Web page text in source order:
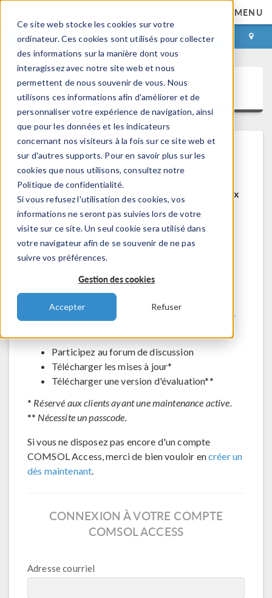
Ce site web stocke les cookies sur votre
ordinateur. Ces cookies sont utilisés pour collecter
des informations sur la manière dont vous
interagissez avec notre site web et nous
permettent de nous souvenir de vous. Nous
utilisons ces informations afin d'améliorer et de
personnaliser votre expérience de navigation, ainsi
que pour les données et les indicateurs
concernant nos visiteurs à la fois sur ce site web et
sur d'autres supports. Pour en savoir plus sur les
cookies que nous utilisons, consultez notre
Politique de confidentialité.
Si vous refusez l'utilisation des cookies, vos
informations ne seront pas suivies lors de votre
visite sur ce site. Un seul cookie sera utilisé dans
votre navigateur afin de se souvenir de ne pas
suivre vos préférences.
Gestion des cookies
Accepter Refuser
MENU
CONNEXION CONTACT
COMSOL Access
Bienvenue sur COMSOL Access
COMSOL Access est un service disponible aux
utilisateurs et contacts.
Bénéfices:
Modifier les informations de contact et de
Contacter le support technique
Voir les inscriptions aux évènements à venir
Accéder à COMSOL Exchange - partage de
Participez au forum de discussion
Télécharger les mises à jour*
Télécharger une version d'évaluation**
* Réservé aux clients ayant une maintenance active.
** Nécessite un passcode.
Si vous ne disposez pas encore d'un compte
COMSOL Access, merci de bien vouloir encréer un
dès maintenant.
CONNEXION À VOTRE COMPTE
COMSOL ACCESS
Adresse courriel